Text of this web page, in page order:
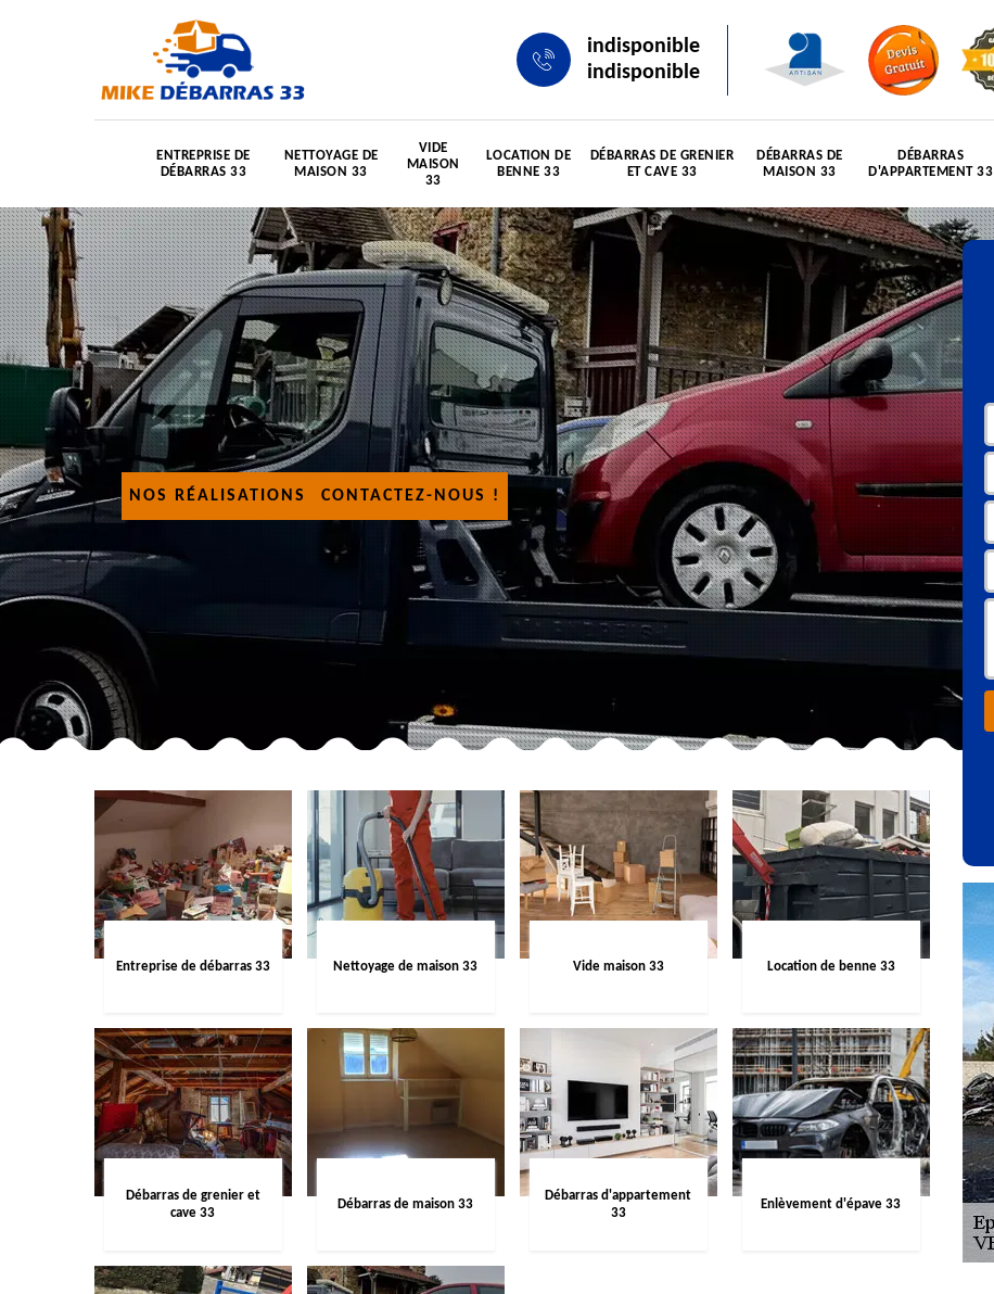
indisponible
indisponible
ENTREPRISE DE
DÉBARRAS 33
NETTOYAGE DE
MAISON 33
VIDE
MAISON
33
LOCATION DE
BENNE 33
DÉBARRAS DE GRENIER
ET CAVE 33
DÉBARRAS DE
MAISON 33
DÉBARRAS
D'APPARTEMENT 33
NOS RÉALISATIONS CONTACTEZ-NOUS !
Entreprise de débarras 33 Nettoyage de maison 33 Vide maison 33 Location de benne 33
Débarras de grenier et
cave 33
Débarras de maison 33
Débarras d'appartement
33
Enlèvement d'épave 33